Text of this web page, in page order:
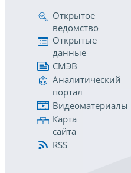
Открытое
ведомство
Открытые
данные
СМЭВ
Аналитический
портал
Видеоматериалы
Карта
сайта
RSS